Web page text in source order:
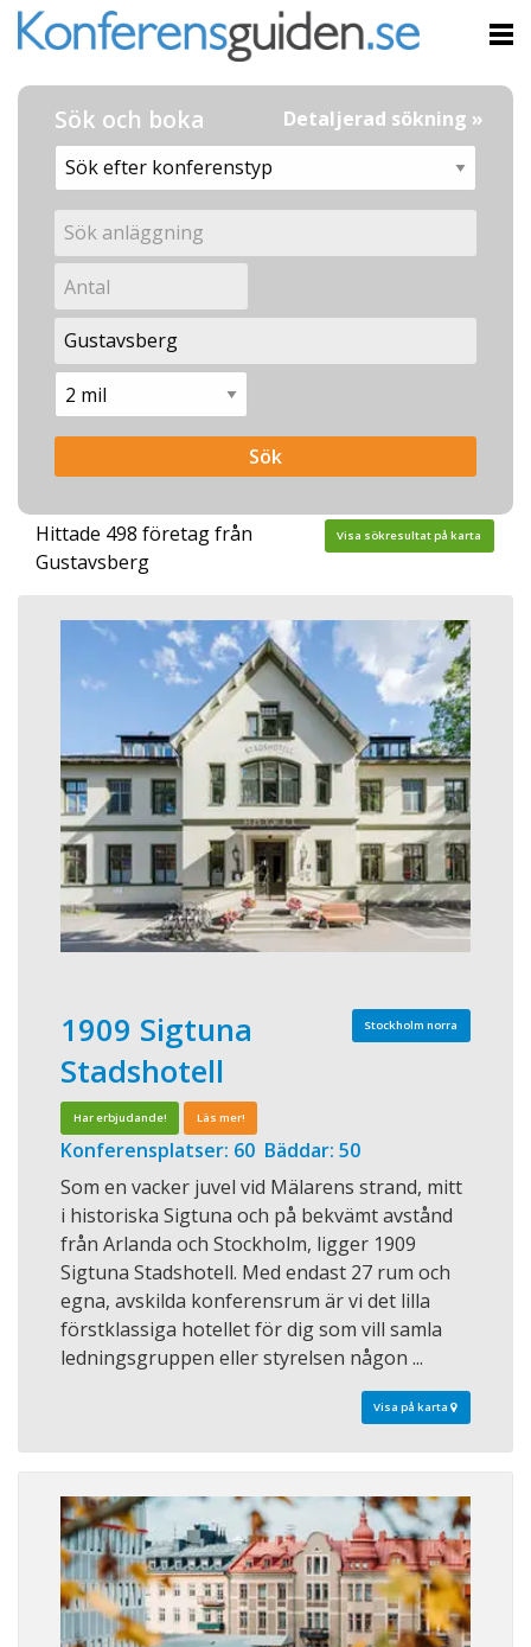
Sök och boka Detaljerad sökning »
Hittade 498 företag från
Gustavsberg
Visa sökresultat på karta
Stockholm norra
1909 Sigtuna
Stadshotell
Har erbjudande! Läs mer!
Konferensplatser: 60 Bäddar: 50
Som en vacker juvel vid Mälarens strand, mitt
i historiska Sigtuna och på bekvämt avstånd
från Arlanda och Stockholm, ligger 1909
Sigtuna Stadshotell. Med endast 27 rum och
egna, avskilda konferensrum är vi det lilla
förstklassiga hotellet för dig som vill samla
ledningsgruppen eller styrelsen någon ...
Visa på karta